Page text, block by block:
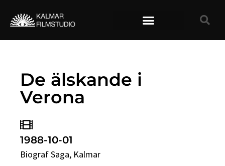
De älskande i
Verona
1988-10-01
Biograf Saga, Kalmar